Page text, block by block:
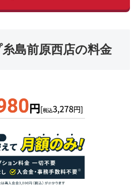
島前原西店の料金